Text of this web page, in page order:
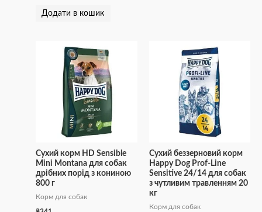
Додати в кошик
Сухий корм HD Sensible
Mini Montana для собак
дрібних порід з кониною
800 г
Корм для собак
Сухий беззерновий корм
Happy Dog Prof-Line
Sensitive 24/14 для собак
з чутливим травленням 20
кг
Корм для собак